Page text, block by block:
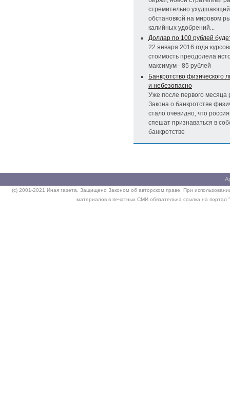
стремительно
обстановкой на мировом
калийных удобрений...
Доллар по 100 рублей
22 января 2016 года
стоимость преодолела
максимум - 85 рублей
Банкротство физического
и небезопасно
Уже после первого месяца
Закона о банкротстве
стало очевидно, что
спешат признаваться в
банкротстве
(c) 2001-2021 Иная газета. Защищено Законом об авторском праве. При
материалов в печатных СМИ обязательна ссылка на